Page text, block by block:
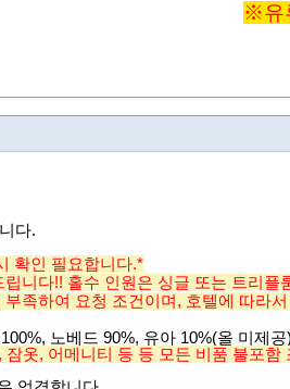
※유
다.
확인 필요합니다.*
니다!! 홀수 인원은 싱글 또는 트리플
족하여 요청 조건이며, 호텔에 따라
노베드 90%, 유아 10%(올 미제공)
옷, 어메니티 등 등 모든 비품 불포함